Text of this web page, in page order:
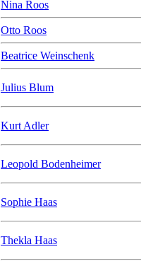
Nina Roos
Otto Roos
Beatrice Weinschenk
Julius Blum
Kurt Adler
Leopold Bodenheimer
Sophie Haas
Thekla Haas